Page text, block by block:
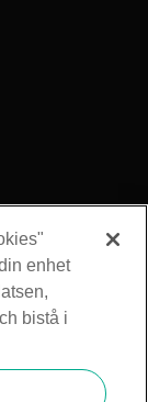
enhet
bistå i